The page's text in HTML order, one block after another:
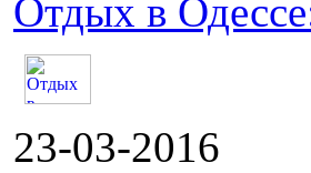
Отдых в
23-03-2016